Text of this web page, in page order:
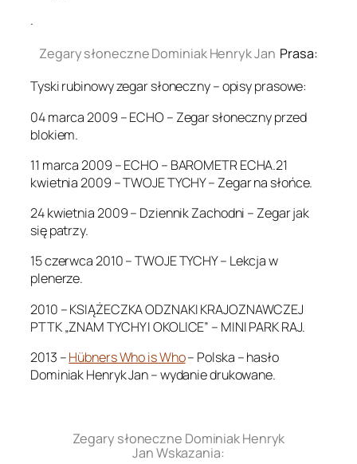
.
Zegary słoneczne Dominiak Henryk Jan Prasa:
Tyski rubinowy zegar słoneczny – opisy prasowe:
04 marca 2009 – ECHO – Zegar słoneczny przed
blokiem.
11 marca 2009 – ECHO – BAROMETR ECHA.21
kwietnia 2009 – TWOJE TYCHY – Zegar na słońce.
24 kwietnia 2009 – Dziennik Zachodni – Zegar jak
się patrzy.
15 czerwca 2010 – TWOJE TYCHY – Lekcja w
plenerze.
2010 – KSIĄŻECZKA ODZNAKI KRAJOZNAWCZEJ
PTTK „ZNAM TYCHY I OKOLICE” – MINI PARK RAJ.
2013 –Hübners Who is Who– Polska – hasło
Dominiak Henryk Jan – wydanie drukowane.
Zegary słoneczne Dominiak Henryk
Jan Wskazania: